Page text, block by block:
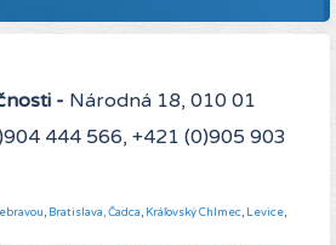
- Národná 18, 010 01
444 566, +421 (0)905 903
, Bratislava,Čadca, Kráľovský Chlmec, Levice,